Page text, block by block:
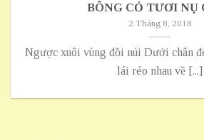
BÔNG CỎ TƯƠI NỤ
2 Tháng 8, 2018
Ngược xuôi vùng đồi núi Dưới chân
lái réo nhau về [...]